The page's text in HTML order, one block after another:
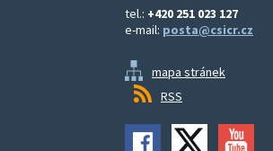
tel.: +420 251 023 127
e-mail: posta@csicr.cz
mapa stránek
RSS